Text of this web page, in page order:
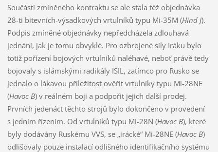
Součástí zmíněného kontraktu se ale stala též objednávka
28-ti bitevních-výsadkových vrtulníků typu Mi-35M (Hind J).
Podpis zmíněné objednávky nepředcházela zdlouhavá
jednání, jak je tomu obvyklé. Pro ozbrojené síly Iráku bylo
totiž pořízení bojových vrtulníků naléhavé, neboť právě tedy
bojovaly s islámskými radikály ISIL, zatímco pro Rusko se
jednalo o lákavou příležitost ověřit vrtulníky typu Mi-28NE
(Havoc B) v reálném boji a podpořit jejich další prodej.
Prvních jedenáct těchto strojů bylo dokončeno v provedení
s jedním řízením. Od vrtulníků typu Mi-28N (Havoc B), které
byly dodávány Ruskému VVS, se „irácké“ Mi-28NE (Havoc B)
odlišovaly pouze instalací odlišného identifikačního systému